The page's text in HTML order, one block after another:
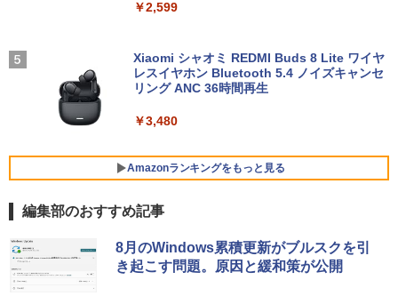
【1500円OFFクーポン】【WEBカメラ
＆テンキー付き】ノートパソコン 15.6イ
ンチ SSD512GB メモリ16GB Corei5 第
DELL Latitude 3500 中古ノートパソコ
ン PC パソコン 中古ノートPC 中古PC 最
ルHD
5
エントリーで最大10倍！充実機能ノート
パソコン テンキー/DVD/WEBカメラ内蔵
年保証・無輝点保証)(ホワイト) LCD-C2
￥25,977
Philips｜フィリップス 液晶ディスプレ
￥29,800
ふかふかダンジョン攻略記〜俺の異世界
￥792
￥2,599
Xiaomi シャオミ REDMI Buds 8 Lite ワイヤ
レスイヤホン Bluetooth 5.4 ノイズキャンセ
リング ANC 36時間再生
￥3,480
Amazonランキングをもっと見る
BRUCE WAYNE feat. Flo Milli, ATL Jacob
[Explicit]
【Amazon.co.jp限定】 い・ろ・は・す 2L P
ET ラベルレス ×8本
薬屋のひとりごと 17巻 (デジタル版ビッグガ
ンガンコミックス)
編集部のおすすめ記事
8月のWindows累積更新がブルスクを引
き起こす問題。原因と緩和策が公開